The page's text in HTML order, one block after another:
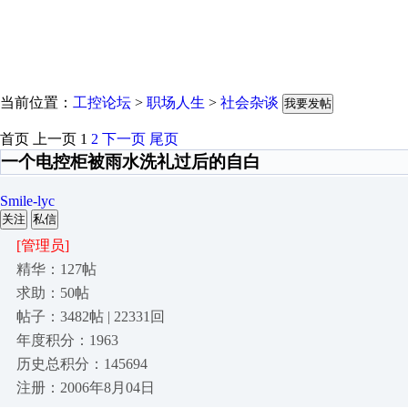
当前位置： 工控论坛 > 职场人生 > 社会杂谈 我要发帖
首页 上一页 1 2 下一页 尾页
一个电控柜被雨水洗礼过后的自白
Smile-lyc
关注 私信
[管理员]
精华：127帖
求助：50帖
帖子：3482帖 | 22331回
年度积分：1963
历史总积分：145694
注册：2006年8月04日